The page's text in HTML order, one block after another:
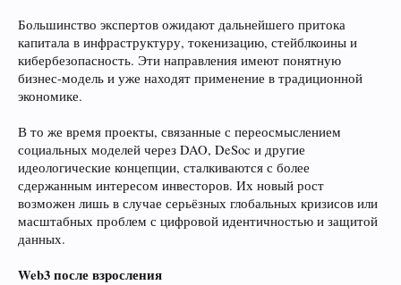
Большинство экспертов ожидают дальнейшего притока
капитала в инфраструктуру, токенизацию, стейблкоины и
кибербезопасность. Эти направления имеют понятную
бизнес-модель и уже находят применение в традиционной
экономике.
В то же время проекты, связанные с переосмыслением
социальных моделей через DAO, DeSoc и другие
идеологические концепции, сталкиваются с более
сдержанным интересом инвесторов. Их новый рост
возможен лишь в случае серьёзных глобальных кризисов или
масштабных проблем с цифровой идентичностью и защитой
данных.
Web3 после взросления